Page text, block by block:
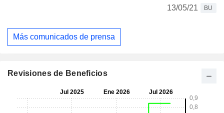
13/05/21
BU
Más comunicados de prensa
Revisiones de Beneficios